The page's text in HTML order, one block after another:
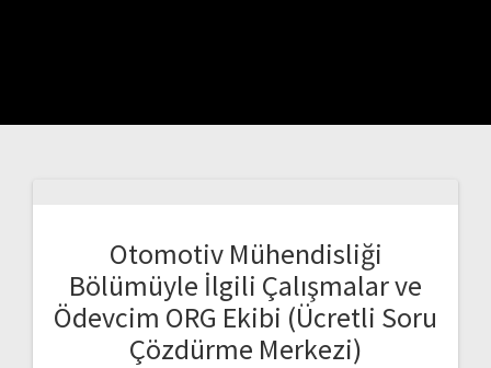
Otomotiv Mühendisliği
Bölümüyle İlgili Çalışmalar ve
Ödevcim ORG Ekibi (Ücretli Soru
Çözdürme Merkezi)